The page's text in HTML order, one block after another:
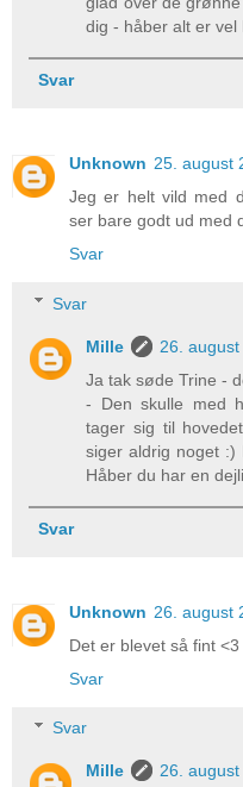
dig - håber alt er vel
Svar
Unknown 25. august
Jeg er helt vild med
ser bare godt ud med
Svar
Svar
Mille
26.
Ja tak søde Trine -
- Den skulle med
tager sig til
siger aldrig noget :)
Håber du har en
Svar
Unknown 26. august
Det er blevet så fint <3
Svar
Svar
Mille
26.